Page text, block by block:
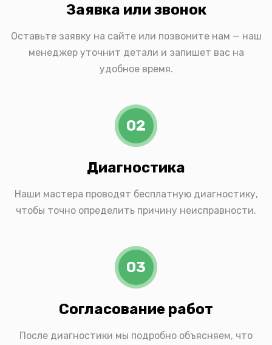
Заявка или звонок
Оставьте заявку на сайте или позвоните нам — наш
менеджер уточнит детали и запишет вас на
удобное время.
02
Диагностика
Наши мастера проводят бесплатную диагностику,
чтобы точно определить причину неисправности.
03
Согласование работ
После диагностики мы подробно объясняем, что